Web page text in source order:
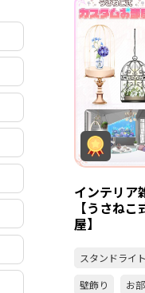
インテリア
【うさね
屋】
スタンドライト
壁飾り
お